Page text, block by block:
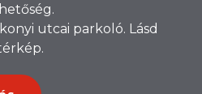
utcai parkoló. Lásd